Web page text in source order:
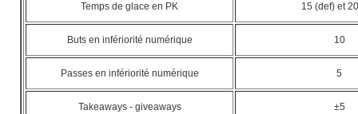
Temps de glace en PK 15 (def) et
Buts en infériorité numérique 10
Passes en infériorité numérique 5
Takeaways - giveaways ±5